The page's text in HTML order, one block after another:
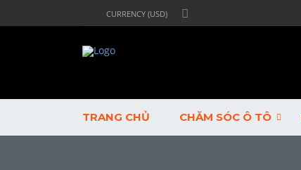
CURRENCY (USD)
TRANG CHỦ CHĂM SÓC Ô TÔ